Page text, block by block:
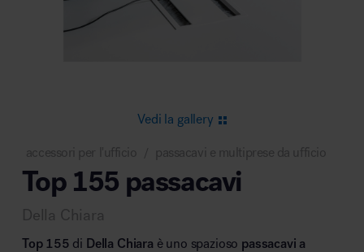
Area lounge e attesa
Vedi la gallery
accessori per l'ufficio passacavi e multiprese da ufficio
Top 155 passacavi
Della Chiara
Top 155 di Della Chiara è uno spazioso passacavi a